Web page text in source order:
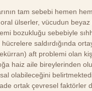
tam sebebi hemen
ülserler, vücudun beyaz
bozukluğu sebebiyle
saldırdığında
aft problemi olan
haiz aile bireylerinden
olabileceğini
ortak çevresel faktörler